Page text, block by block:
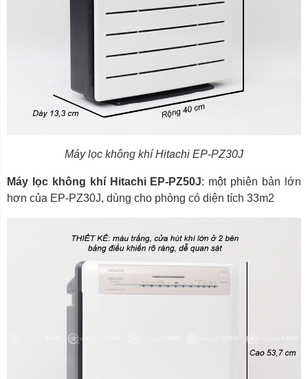
Máy lọc không khí Hitachi EP-PZ30J
Máy lọc không khí Hitachi EP-PZ50J: một phiên bản lớn
hơn của EP-PZ30J, dùng cho phòng có diện tích 33m2